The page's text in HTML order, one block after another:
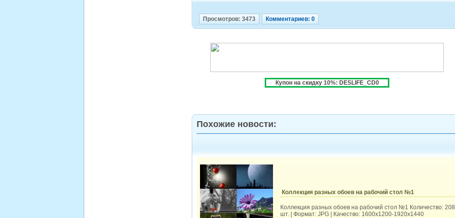
Просмотров: 3473 Комментариев: 0
Купон на скидку 10%: DESLIFE_CD0
Похожие новости:
Коллекция разных обоев на рабочий стол №1
Коллекция разных обоев на рабочий стол №1 Количество: 208
шт. | Формат: JPG | Качество: 1600х1200-1920х1440